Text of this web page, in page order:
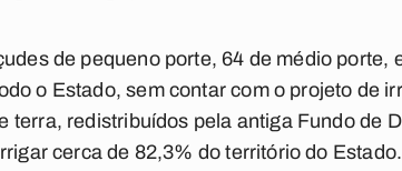
de pequeno porte, 64 de médio porte,
o Estado, sem contar com o projeto de
terra, redistribuídos pela antiga Fundo de
cerca de 82,3% do território do Estado.